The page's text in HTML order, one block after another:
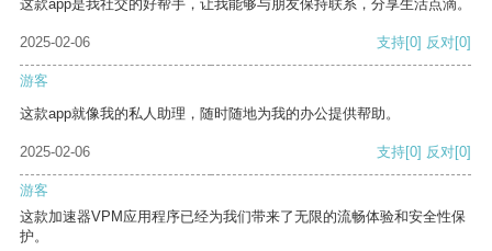
这款app是我社交的好帮手，让我能够与朋友保持联系，分享生活点滴。
2025-02-06 支持[0] 反对[0]
游客
这款app就像我的私人助理，随时随地为我的办公提供帮助。
2025-02-06 支持[0] 反对[0]
游客
这款加速器VPM应用程序已经为我们带来了无限的流畅体验和安全性保
护。